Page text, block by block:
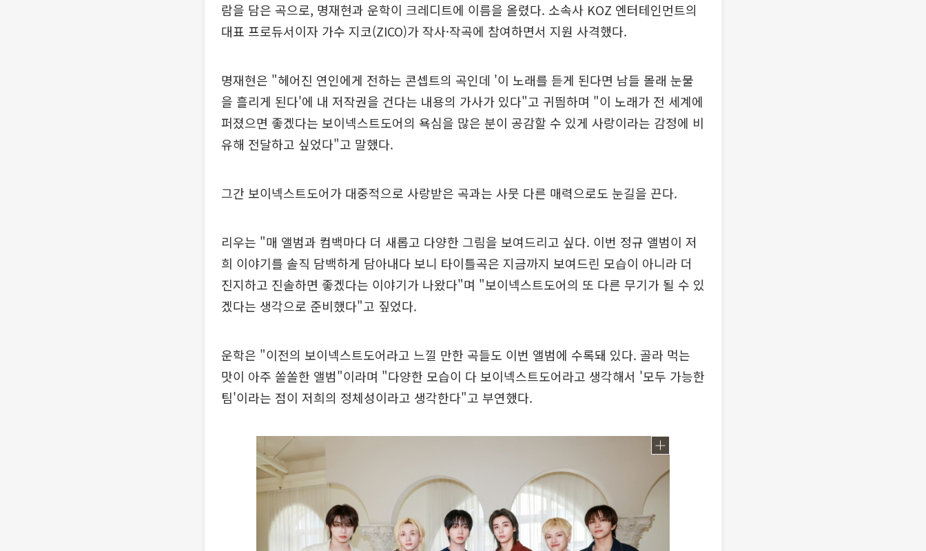
람을 담은 곡으로, 명재현과 운학이 크레디트에 이름을 올렸다. 소속사 KOZ 엔터테인먼트의
대표 프로듀서이자 가수 지코(ZICO)가 작사·작곡에 참여하면서 지원 사격했다.
명재현은 "헤어진 연인에게 전하는 콘셉트의 곡인데 '이 노래를 듣게 된다면 남들 몰래 눈물
을 흘리게 된다'에 내 저작권을 건다는 내용의 가사가 있다"고 귀띔하며 "이 노래가 전 세계에
퍼졌으면 좋겠다는 보이넥스트도어의 욕심을 많은 분이 공감할 수 있게 사랑이라는 감정에 비
유해 전달하고 싶었다"고 말했다.
그간 보이넥스트도어가 대중적으로 사랑받은 곡과는 사뭇 다른 매력으로도 눈길을 끈다.
리우는 "매 앨범과 컴백마다 더 새롭고 다양한 그림을 보여드리고 싶다. 이번 정규 앨범이 저
희 이야기를 솔직 담백하게 담아내다 보니 타이틀곡은 지금까지 보여드린 모습이 아니라 더
진지하고 진솔하면 좋겠다는 이야기가 나왔다"며 "보이넥스트도어의 또 다른 무기가 될 수 있
겠다는 생각으로 준비했다"고 짚었다.
운학은 "이전의 보이넥스트도어라고 느낄 만한 곡들도 이번 앨범에 수록돼 있다. 골라 먹는
맛이 아주 쏠쏠한 앨범"이라며 "다양한 모습이 다 보이넥스트도어라고 생각해서 '모두 가능한
팀'이라는 점이 저희의 정체성이라고 생각한다"고 부연했다.